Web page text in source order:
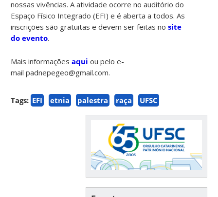
nossas vivências. A atividade ocorre no auditório do
Espaço Físico Integrado (EFI) e é aberta a todos. As
inscrições são gratuitas e devem ser feitas nosite
do evento.
Mais informaçõesaqui ou pelo e-
mail padnepegeo@gmail.com.
Tags: EFI etnia palestra raça UFSC